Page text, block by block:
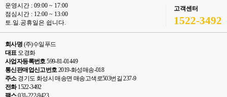
운영시간 : 09:00 ~ 17:00
점심시간 : 12:00 ~ 13:00
토.일.공휴일은 쉽니다.
고객센터
1522-3492
회사명 (주)수일푸드
대표오경화
사업자등록번호599-81-01449
통신판매업신고번호2019-화성매송-018
주소경기도 화성시 매송면 매송고색로503번길 237-9
전화1522-3492
팩스031-222-9423